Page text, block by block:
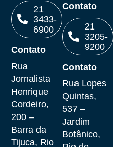
21
3433-
6900
Ligar
Contato
Rua
Jornalista
Henrique
Cordeiro,
200 –
Barra da
Tijuca, Rio
Contato
21
3205-
9200
Ligar
Contato
Rua Lopes
Quintas,
537 –
Jardim
Botânico,